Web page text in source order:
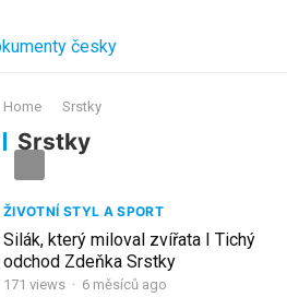
Home Srstky
Srstky
ŽIVOTNÍ STYL A SPORT
Silák, který miloval zvířata I Tichý
odchod Zdeňka Srstky
171 views · 6 měsíců ago